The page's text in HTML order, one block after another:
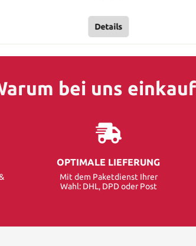
Details
bei uns
OPTIMALE LIEFERUNG
Mit dem Paketdienst Ihrer
Wahl: DHL, DPD oder Post